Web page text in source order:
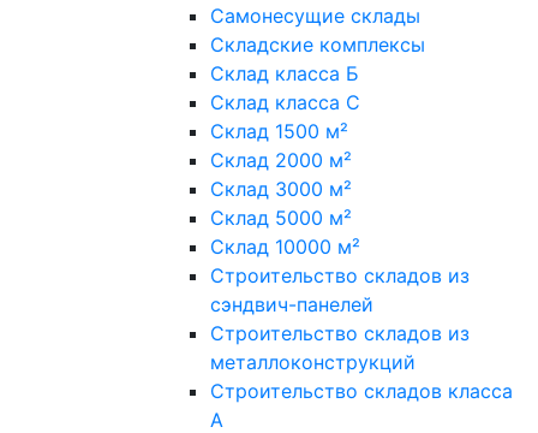
Самонесущие склады
Складские комплексы
Склад класса Б
Склад класса С
Склад 1500 м²
Склад 2000 м²
Склад 3000 м²
Склад 5000 м²
Склад 10000 м²
Строительство складов из
сэндвич-панелей
Строительство складов из
металлоконструкций
Строительство складов класса
А